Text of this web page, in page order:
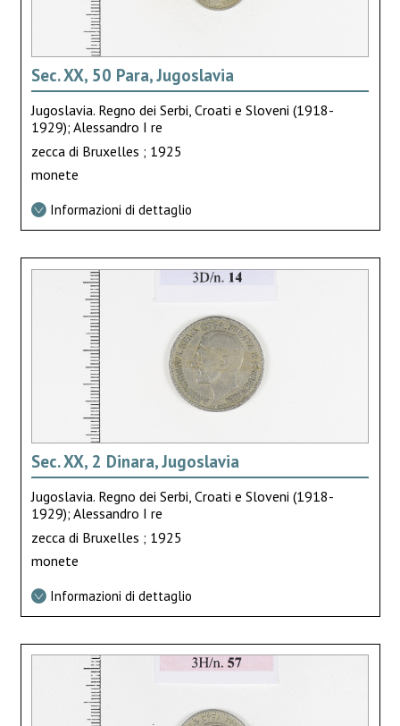
Sec. XX, 50 Para, Jugoslavia
Jugoslavia. Regno dei Serbi, Croati e Sloveni (1918-
1929); Alessandro I re
zecca di Bruxelles ; 1925
monete
Informazioni di dettaglio
Sec. XX, 2 Dinara, Jugoslavia
Jugoslavia. Regno dei Serbi, Croati e Sloveni (1918-
1929); Alessandro I re
zecca di Bruxelles ; 1925
monete
Informazioni di dettaglio